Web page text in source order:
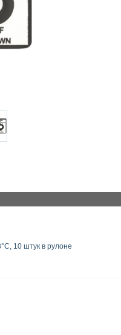
10 штук в рулоне